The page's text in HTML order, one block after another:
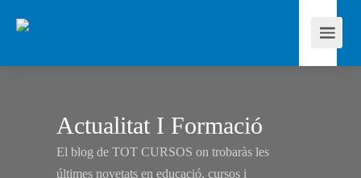
Actualitat I Formació
El blog de TOT CURSOS on trobaràs les
últimes novetats en educació, cursos i